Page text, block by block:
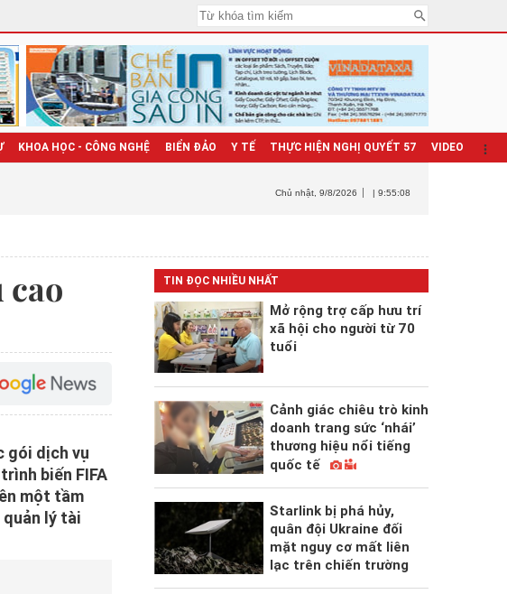
KHOA HỌC - CÔNG NGHỆ BIỂN ĐẢO Y TẾ THỰC HIỆN NGHỊ QUYẾT 57 VIDEO
Chủ nhật , 9/8/2026 | 9:55:09
gói dịch vụ
biến FIFA
một tầm
lý tài
TIN ĐỌC NHIỀU NHẤT
Mở rộng trợ cấp hưu trí
xã hội cho người từ 70
tuổi
Cảnh giác chiêu trò kinh
doanh trang sức ‘nhái’
thương hiệu nổi tiếng
quốc tế
Starlink bị phá hủy,
quân đội Ukraine đối
mặt nguy cơ mất liên
lạc trên chiến trường